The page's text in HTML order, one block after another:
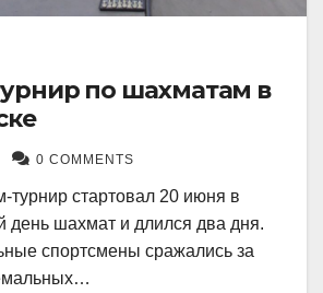
по шахматам в
0 COMMENTS
турнир стартовал 20 июня в
день шахмат и длился два дня.
спортсмены сражались за